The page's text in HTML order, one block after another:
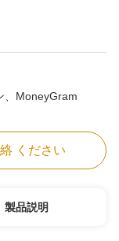
、MoneyGram
ください
製品説明